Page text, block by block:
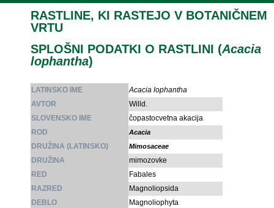
RASTLINE, KI RASTEJO V BOTANIČNEM
VRTU
SPLOŠNI PODATKI O RASTLINI (Acacia
lophantha)
LATINSKO IME
Acacia lophantha
AVTOR
Willd.
SLOVENSKO IME
čopastocvetna akacija
ROD
Acacia
DRUŽINA (LATINSKO) Mimosaceae
DRUŽINA
mimozovke
RED
Fabales
RAZRED
Magnoliopsida
DEBLO
Magnoliophyta